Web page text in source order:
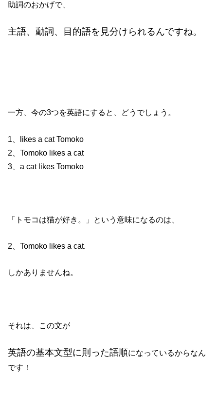
助詞のおかげで、
主語、動詞、目的語を見分けられるんですね。
一方、今の3つを英語にすると、どうでしょう。
1、likes a cat Tomoko
2、Tomoko likes a cat
3、a cat likes Tomoko
「トモコは猫が好き。」という意味になるのは、
2、Tomoko likes a cat.
しかありませんね。
それは、この文が
英語の基本文型に則った語順になっているからなん
です！